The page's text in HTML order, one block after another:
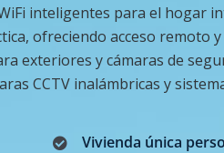
inteligentes para el hogar
ofreciendo acceso remoto
exteriores y cámaras de
CCTV inalámbricas y
Vivienda única